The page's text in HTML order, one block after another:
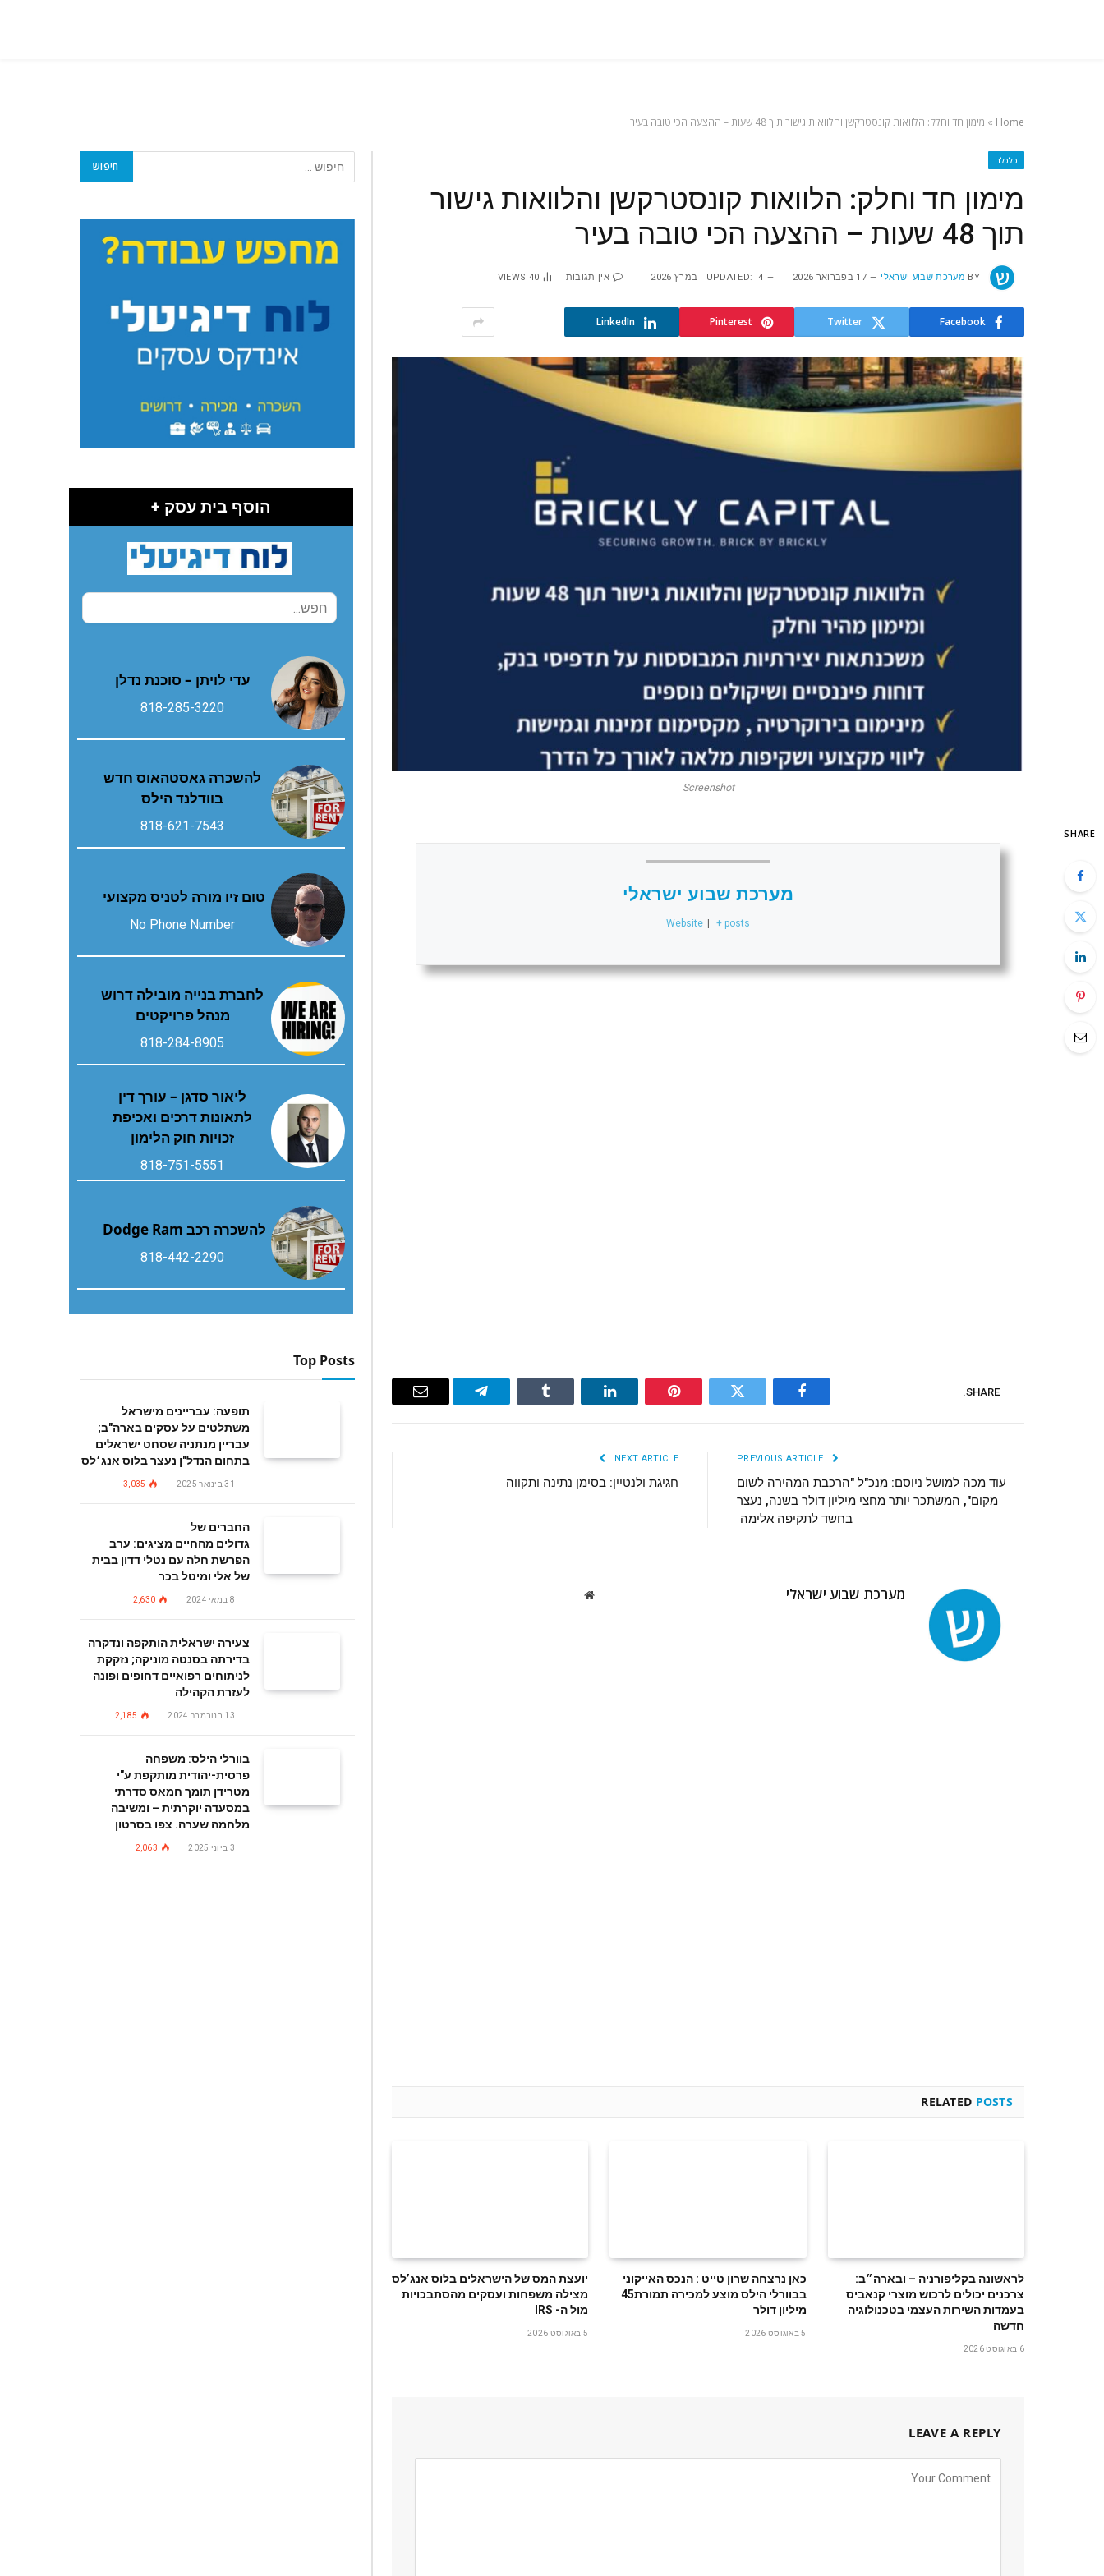
Home
» מימון חד וחלק: הלוואות קונסטרקשן והלוואות גישור תוך 48 שעות – ההצעה הכי טובה בעיר
כלכלה
מימון חד וחלק: הלוואות קונסטרקשן והלוואות גישור
תוך 48 שעות – ההצעה הכי טובה בעיר
BY מערכת שבוע ישראלי 17 בפברואר 2026 UPDATED: 4 במרץ 2026 אין תגובות 40
VIEWS
Facebook
Twitter
Pinterest
LinkedIn
Screenshot
SHARE
מערכת שבוע ישראלי
Website | + posts
SHARE.
Facebook
Twitter
Pinterest
LinkedIn
Tumblr
Telegram
Email
עוד מכה למושל ניוסם: מנכ"ל "הרכבת המהירה לשום
מקום", המשתכר יותר מחצי מיליון דולר בשנה, נעצר
בחשד לתקיפה אלימה
NEXT ARTICLE
חגיגת ולנטיין: בסימן נתינה ותקווה
מערכת שבוע ישראלי Website
RELATED POSTS
לראשונה בקליפורניה – ובארה״ב:
צרכנים יכולים לרכוש מוצרי קנאביס
בעמדות השירות העצמי בטכנולוגיה
חדשה
6 באוגוסט 2026
‬בבוורלי‭ ‬הילס‭ ‬מוצע‭ ‬למכירה‭ ‬תמורת‭ ‬45‭
‬מיליון‭ ‬דולר
5 באוגוסט 2026
יועצת‭ ‬המס‭ ‬של‭ ‬הישראלים‭ ‬בלוס‭ ‬אנג’לס‭
‬מצילה‭ ‬משפחות‭ ‬ועסקים‭ ‬מהסתבכויות‭
‬מול‭ ‬ה- IRS
5 באוגוסט 2026
LEAVE A REPLY
הוסף בית עסק +
עדי לויתן – סוכנת נדלן
818-285-3220
להשכרה גאסטהאוס חדש
בוודלנד הילס
818-621-7543
טום זיו מורה לטניס מקצועי
No Phone Number
לחברת בנייה מובילה דרוש
מנהל פרויקטים
818-284-8905
ליאור סדגן – עורך דין
לתאונות דרכים ואכיפת
זכויות חוק הלימון
818-751-5551
להשכרה רכב Dodge Ram
818-442-2290
Top Posts
תופעה: עבריינים מישראל
משתלטים על עסקים בארה"ב;
עבריין מנתניה שסחט ישראלים
בתחום הנדל"ן נעצר בלוס אנג׳לס
31 בינואר 2025 3,035
החברים של
גדולים מהחיים מציגים: ערב
הפרשת חלה עם נטלי דדון בבית
של אלי ומיטל בכר
8 במאי 2024 2,630
צעירה ישראלית הותקפה ונדקרה
בדירתה בסנטה מוניקה; נזקקת
לניתוחים רפואיים דחופים ופונה
לעזרת הקהילה
13 בנובמבר 2024 2,185
בוורלי הילס: משפחה
פרסית-יהודית מותקפת ע"י
מטרידן תומך חמאס סדרתי
במסעדה יוקרתית – ומשיבה
מלחמה שערה. צפו בסרטון
3 ביוני 2025 2,063